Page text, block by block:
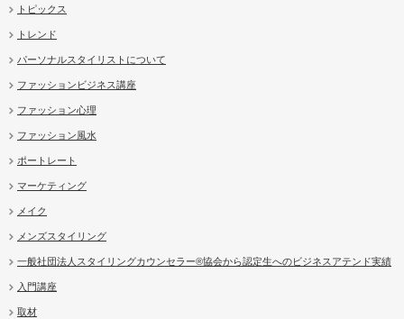
トピックス
トレンド
パーソナルスタイリストについて
ファッションビジネス講座
ファッション心理
ファッション風水
ポートレート
マーケティング
メイク
メンズスタイリング
一般社団法人スタイリングカウンセラー®協会から認定生へのビジネスアテンド実績
入門講座
取材